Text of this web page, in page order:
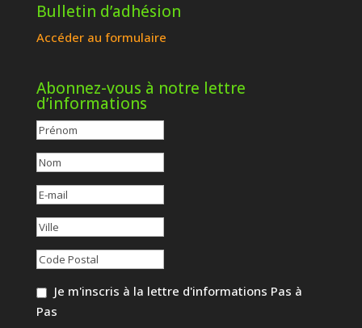
Bulletin d’adhésion
Accéder au formulaire
Abonnez-vous à notre lettre
d’informations
Je m'inscris à la lettre d'informations Pas à
Pas